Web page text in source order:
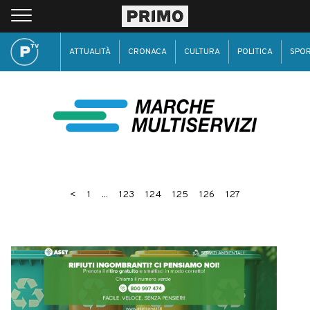
ATTUALITÀ CRONACA CULTURA POLITICA
< 1 ... 123 124 125 126 127